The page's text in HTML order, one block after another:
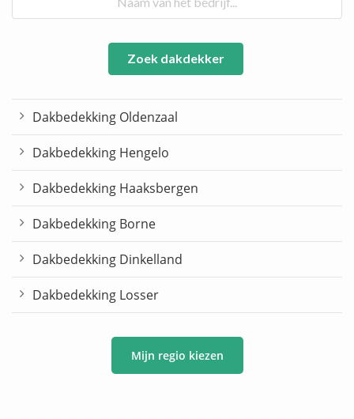
Zoek dakdekker
Dakbedekking Oldenzaal
Dakbedekking Hengelo
Dakbedekking Haaksbergen
Dakbedekking Borne
Dakbedekking Dinkelland
Dakbedekking Losser
Mijn regio kiezen